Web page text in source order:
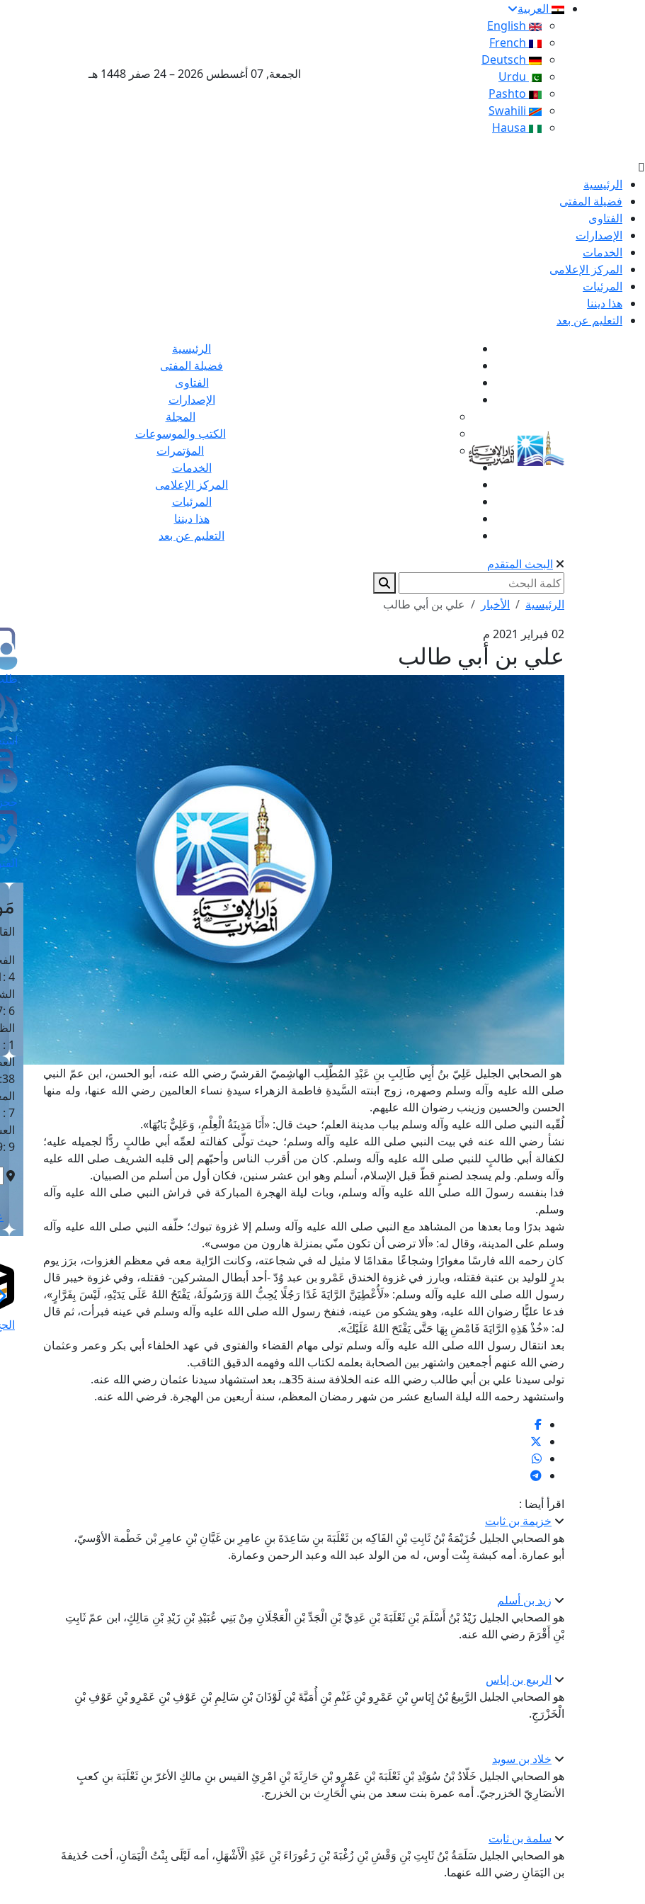
العربية
الجمعة, 07 أغسطس 2026 – 24 صفر 1448 هـ
الرئيسية
فضيلة المفتى
الفتاوى
الإصدارات
الخدمات
المركز الإعلامى
المرئيات
هذا ديننا
التعليم عن بعد
الرئيسية
فضيلة المفتى
الفتاوى
الإصدارات
المجلة
الكتب والموسوعات
المؤتمرات
الخدمات
المركز الإعلامى
المرئيات
هذا ديننا
التعليم عن بعد
البحث المتقدم
الرئيسية الأخبار
علي بن أبي طالب
02 فبراير 2021 م
علي بن أبي طالب
هو الصحابي الجليل عَلِيّ بنُ أَبِي طَالِبِ بنِ عَبْدِ المُطَّلِب الهاشِميّ القرشيّ رضي الله عنه، أبو الحسن، ابن عمّ النبي
صلى الله عليه وآله وسلم وصهره، زوج ابنته السَّيدةِ فاطمة الزهراء سيدةِ نساء العالمين رضي الله عنها، وله منها
الحسن والحسين وزينب رضوان الله عليهم.
لُقّبه النبي صلى الله عليه وآله وسلم بباب مدينة العلم؛ حيث قال: «أَنَا مَدِينَةُ الْعِلْمِ، وَعَلِيٌّ بَابُهَا».
نشأ رضي الله عنه في بيت النبي صلى الله عليه وآله وسلم؛ حيث تولّى كفالته لعمِّه أبي طالبٍ ردًّا لجميله عليه؛
لكفالة أبي طالبٍ للنبي صلى الله عليه وآله وسلم. كان من أقرب الناس وأحبّهم إلى قلبه الشريف صلى الله عليه
وآله وسلم. ولم يسجد لصنمٍ قطّ قبل الإسلام، أسلم وهو ابن عشر سنين، فكان أول من أسلم من الصبيان.
فدا بنفسه رسولَ الله صلى الله عليه وآله وسلم، وبات ليلة الهجرة المباركة في فراش النبي صلى الله عليه وآله
وسلم.
شهد بدرًا وما بعدها من المشاهد مع النبي صلى الله عليه وآله وسلم إلا غزوة تبوك؛ خلّفه النبي صلى الله عليه وآله
وسلم على المدينة، وقال له: «ألا ترضى أن تكون منّي بمنزلة هارون من موسى».
كان رحمه الله فارسًا مغوارًا وشجاعًا مقدامًا لا مثيل له في شجاعته، وكانت الرّاية معه في معظم الغزوات، برَز يوم
بدرٍ للوليد بن عتبة فقتله، وبارز في غزوة الخندق عَمْرو بن عبد وُدّ -أحد أبطال المشركين- فقتله، وفي غزوة خيبر قال
رسول الله صلى الله عليه وآله وسلم: «لَأُعْطِيَنَّ الرَّايَةَ غَدًا رَجُلًا يُحِبُّ اللهَ وَرَسُولَهُ، يَفْتَحُ اللهُ عَلَى يَدَيْهِ، لَيْسَ بِفَرَّارٍ»،
فدعا عليًّا رضوان الله عليه، وهو يشكو من عينه، فنفخ رسول الله صلى الله عليه وآله وسلم في عينه فبرأت، ثم قال
له: «خُذْ هَذِهِ الرَّايَةَ فَامْضِ بِهَا حَتَّى يَفْتَحَ اللهُ عَلَيْكَ».
بعد انتقال رسول الله صلى الله عليه وآله وسلم تولى مهام القضاء والفتوى في عهد الخلفاء أبي بكر وعمر وعثمان
رضي الله عنهم أجمعين واشتهر بين الصحابة بعلمه لكتاب الله وفهمه الدقيق الثاقب.
تولى سيدنا علي بن أبي طالب رضي الله عنه الخلافة سنة 35هـ، بعد استشهاد سيدنا عثمان رضي الله عنه.
واستشهد رحمه الله ليلة السابع عشر من شهر رمضان المعظم، سنة أربعين من الهجرة. فرضي الله عنه.
اقرأ أيضا :
خزيمة بن ثابت
هو الصحابي الجليل خُزَيْمَةُ بْنُ ثَابِتِ بْنِ الفَاكِه بن ثَعْلَبَةَ بنِ سَاعِدَةَ بنِ عامِرِ بن غَيَّانِ بْنِ عامِرِ بْن خَطْمة الأوْسيّ،
أبو عمارة. أمه كبشة بِنْت أوس، له من الولد عبد الله وعبد الرحمن وعمارة.
زيد بن أسلم
هو الصحابي الجليل زَيْدُ بْنُ أَسْلَمَ بْنِ ثَعْلَبَةَ بْنِ عَدِيِّ بْنِ الْجَدِّ بْنِ الْعَجْلَانِ مِنْ بَنِي عُبَيْدِ بْنِ زَيْدِ بْنِ مَالِكٍ، ابن عمّ ثَابِتِ
بْنِ أَقْرَمَ رضي الله عنه.
الربيع بن إياس
هو الصحابي الجليل الرَّبِيعُ بْنُ إِيَاسِ بْنِ عَمْرِو بْنِ غَنْمِ بْنِ أُمَيَّةَ بْنِ لَوْذَانَ بْنِ سَالِمِ بْنِ عَوْفِ بْنِ عَمْرِو بْنِ عَوْفِ بْنِ
الْخَزْرَجِ.
خلاد بن سويد
هو الصحابي الجليل خَلّادُ بْنُ سُوَيْدِ بْنِ ثَعْلَبَةَ بْنِ عَمْرِو بْنِ حَارِثَةَ بْنِ امْرِئِ القيس بنِ مالكِ الأغرّ بنِ ثَعْلَبَة بنِ كعبٍ
الأنصَارِيّ الخزرجيّ. أمه عمرة بنت سعد من بني الْحَارِث بن الخزرج.
سلمة بن ثابت
هو الصحابي الجليل سَلَمَةُ بْنُ ثَابِتِ بْنِ وَقْشِ بْنِ زُغْبَةَ بْنِ زَعُورَاءَ بْنِ عَبْدِ الْأَشْهَلِ، أمه لَيْلَى بِنْتُ الْيَمَانِ، أخت حُذيفةَ
بن اليَمَانِ رضي الله عنهما.
4 :41
6 :17
1 : 1
7 : 44
9 :9